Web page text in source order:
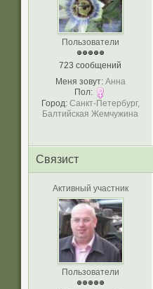
Пользователи
723 сообщений
Меня зовут: Анна
Пол:
Город: Санкт-Петербург,
Балтийская Жемчужина
Связист
Активный участник
Пользователи